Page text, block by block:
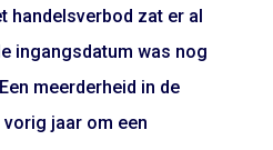
handelsverbod zat er al
ingangsdatum was nog
meerderheid in de
jaar om een